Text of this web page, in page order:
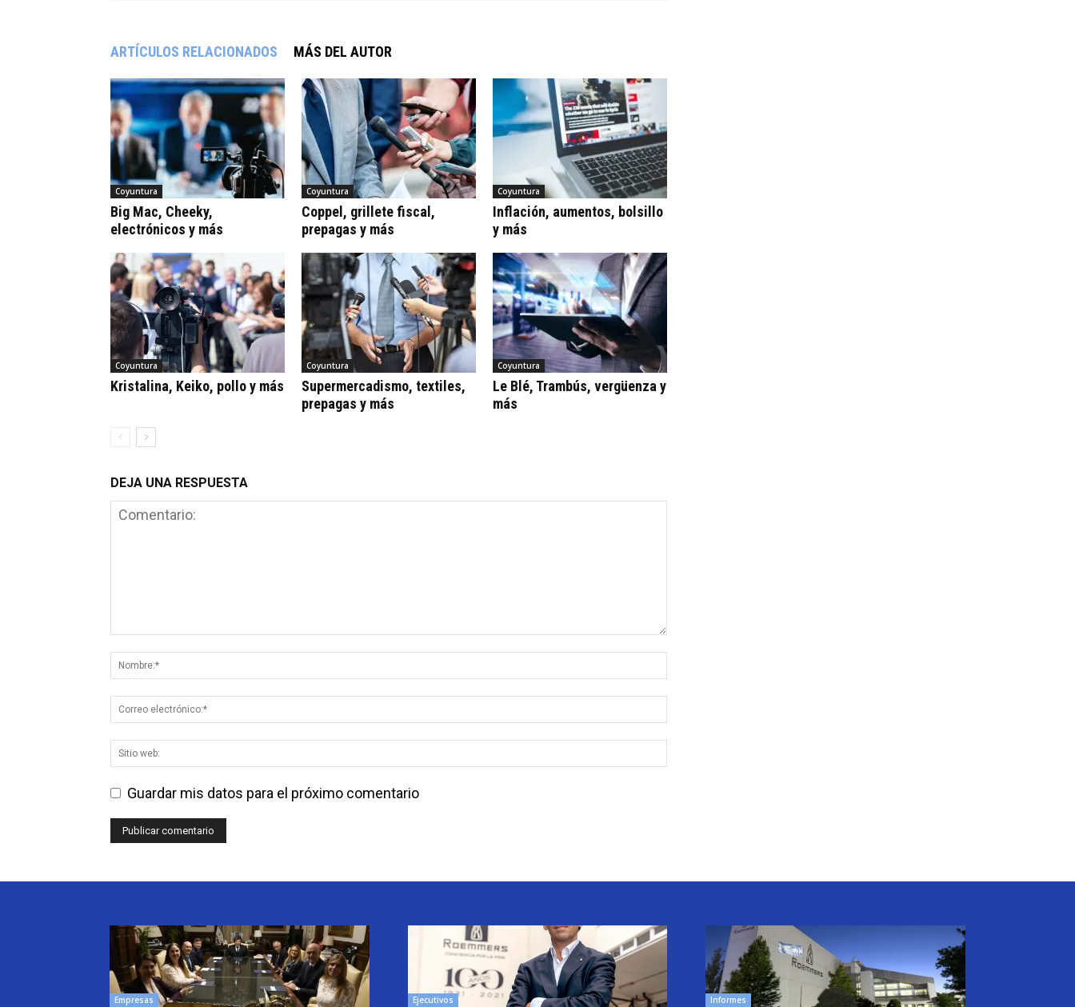
ARTÍCULOS RELACIONADOS MÁS DEL AUTOR
Coyuntura
Big Mac, Cheeky,
electrónicos y más
Coyuntura
Coppel, grillete fiscal,
prepagas y más
Coyuntura
Inflación, aumentos, bolsillo
y más
Coyuntura
Kristalina, Keiko, pollo y más
Coyuntura
Supermercadismo, textiles,
prepagas y más
Coyuntura
Le Blé, Trambús, vergüenza y
más
DEJA UNA RESPUESTA
Guardar mis datos para el próximo comentario
Empresas Ejecutivos Informes